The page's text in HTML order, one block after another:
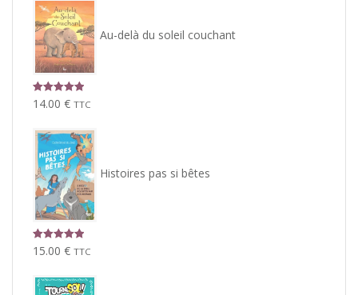
Au-delà du soleil couchant
Note 5.00
14.00 € TTC
Histoires pas si bêtes
Note 5.00
15.00 € TTC